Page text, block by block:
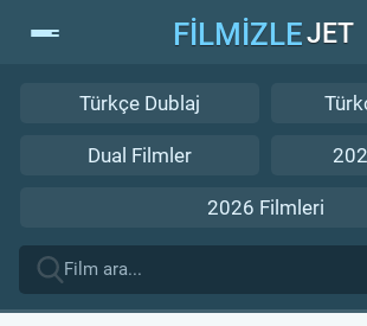
FİLMİZLEJET
Türkçe Dublaj
Dual Filmler
2026 Filmleri